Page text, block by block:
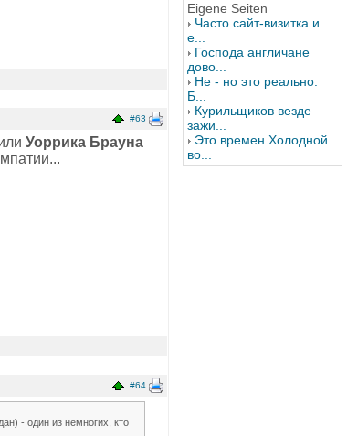
#63
Уоррика Брауна
#64
- один из немногих, кто
Eigene Seiten
Часто сайт-визитка и
е...
Господа англичане
дово...
Не - но это реально.
Б...
Курильщиков везде
зажи...
Это времен Холодной
во...